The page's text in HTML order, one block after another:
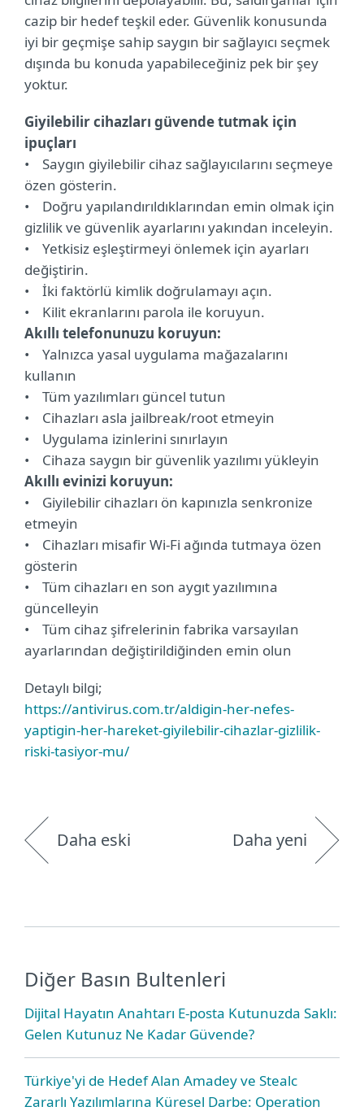
cazip bir hedef teşkil eder. Güvenlik konusunda
iyi bir geçmişe sahip saygın bir sağlayıcı seçmek
dışında bu konuda yapabileceğiniz pek bir şey
yoktur.
Giyilebilir cihazları güvende tutmak için
ipuçları
• Saygın giyilebilir cihaz sağlayıcılarını seçmeye
özen gösterin.
• Doğru yapılandırıldıklarından emin olmak için
gizlilik ve güvenlik ayarlarını yakından inceleyin.
• Yetkisiz eşleştirmeyi önlemek için ayarları
değiştirin.
• İki faktörlü kimlik doğrulamayı açın.
• Kilit ekranlarını parola ile koruyun.
Akıllı telefonunuzu koruyun:
• Yalnızca yasal uygulama mağazalarını
kullanın
• Tüm yazılımları güncel tutun
• Cihazları asla jailbreak/root etmeyin
• Uygulama izinlerini sınırlayın
• Cihaza saygın bir güvenlik yazılımı yükleyin
Akıllı evinizi koruyun:
• Giyilebilir cihazları ön kapınızla senkronize
etmeyin
• Cihazları misafir Wi-Fi ağında tutmaya özen
gösterin
• Tüm cihazları en son aygıt yazılımına
güncelleyin
• Tüm cihaz şifrelerinin fabrika varsayılan
ayarlarından değiştirildiğinden emin olun
Detaylı bilgi;
https://antivirus.com.tr/aldigin-her-nefes-
yaptigin-her-hareket-giyilebilir-cihazlar-gizlilik-
riski-tasiyor-mu/
Daha eski Daha yeni
Diğer Basın Bultenleri
Dijital Hayatın Anahtarı E-posta Kutunuzda Saklı:
Gelen Kutunuz Ne Kadar Güvende?
Türkiye'yi de Hedef Alan Amadey ve Stealc
Zararlı Yazılımlarına Küresel Darbe: Operation